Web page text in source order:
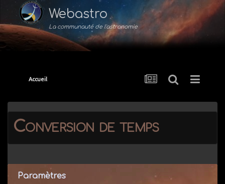
Webastro
La communauté de l'astronomie
Accueil
Conversion de temps
Paramètres